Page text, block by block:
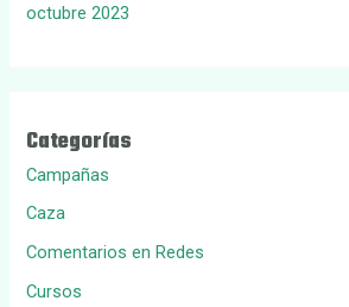
octubre 2023
Categorías
Campañas
Caza
Comentarios en Redes
Cursos